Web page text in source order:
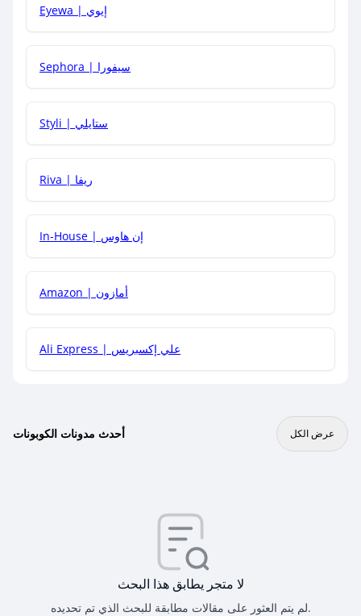
هل يمكنني جمع كود خصم مع العروض الأخرى؟
Eyewa | إيوي
Sephora | سيفورا
Styli | ستايلي
Riva | ريفا
In-House | إن هاوس
Amazon | أمازون
Ali Express | علي إكسبريس
أحدث مدونات الكوبونات عرض الكل
لا متجر يطابق هذا البحث
لم يتم العثور على مقالات مطابقة للبحث الذي تم تحديده.